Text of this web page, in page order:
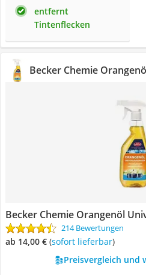
entfernt
Tintenflecken
Becker Chemie
Becker Chemie Orangenöl
214 Bewertungen
ab 14,00 € ( Sofort lieferbar)
Preisvergleich und